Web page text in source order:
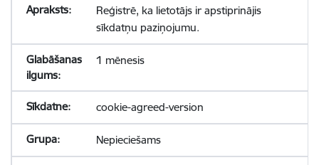
Reģistrē, ka lietotājs ir apstiprinājis
sīkdatņu paziņojumu.
1 mēnesis
cookie-agreed-version
Nepieciešams